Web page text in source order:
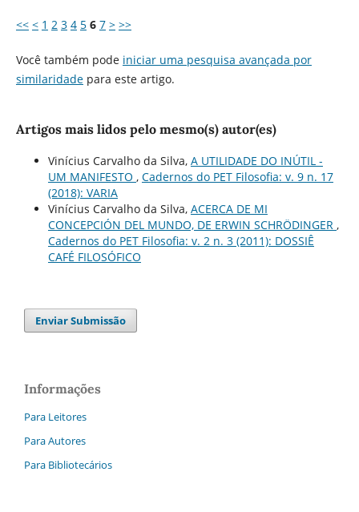
<< < 1 2 3 4 5 6 7 > >>
Você também pode iniciar uma pesquisa avançada por
similaridadepara este artigo.
Artigos mais lidos pelo mesmo(s) autor(es)
Vinícius Carvalho da Silva, A UTILIDADE DO INÚTIL -
UM MANIFESTO , Cadernos do PET Filosofia: v. 9 n. 17
(2018): VARIA
Vinícius Carvalho da Silva, ACERCA DE MI
CONCEPCIÓN DEL MUNDO, DE ERWIN SCHRÖDINGER ,
Cadernos do PET Filosofia: v. 2 n. 3 (2011): DOSSIÊ
CAFÉ FILOSÓFICO
Enviar Submissão
Informações
Para Leitores
Para Autores
Para Bibliotecários